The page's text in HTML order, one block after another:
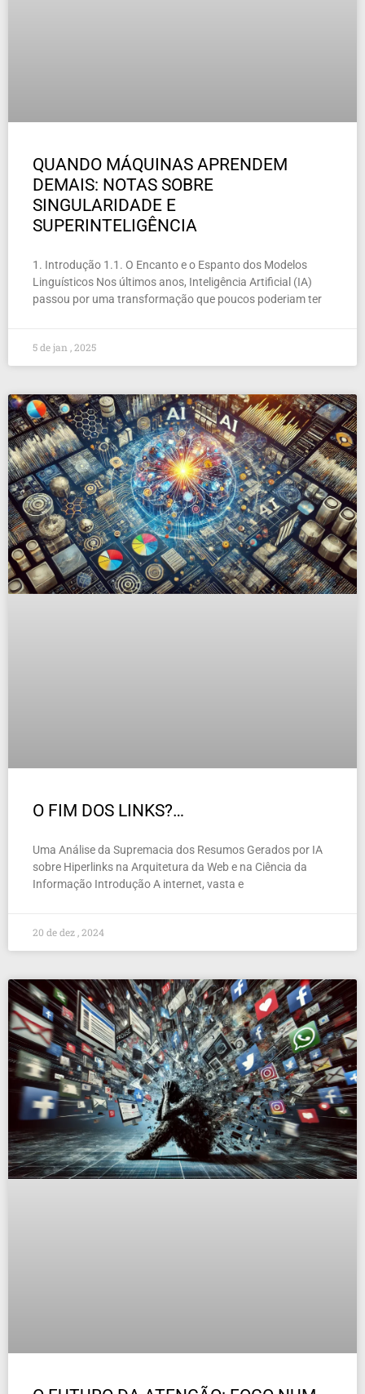
QUANDO MÁQUINAS APRENDEM
DEMAIS: NOTAS SOBRE
SINGULARIDADE E
SUPERINTELIGÊNCIA
1. Introdução 1.1. O Encanto e o Espanto dos Modelos
Linguísticos Nos últimos anos, Inteligência Artificial (IA)
passou por uma transformação que poucos poderiam ter
5 de jan , 2025
O FIM DOS LINKS?…
Uma Análise da Supremacia dos Resumos Gerados por IA
sobre Hiperlinks na Arquitetura da Web e na Ciência da
Informação Introdução A internet, vasta e
20 de dez , 2024